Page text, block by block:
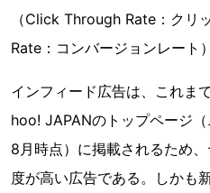
（Click Through Rate：クリ
Rate：コンバージョンレート
インフィード広告は、これま
hoo! JAPANのトップページ
8月時点）に掲載されるため
度が高い広告である。しかも